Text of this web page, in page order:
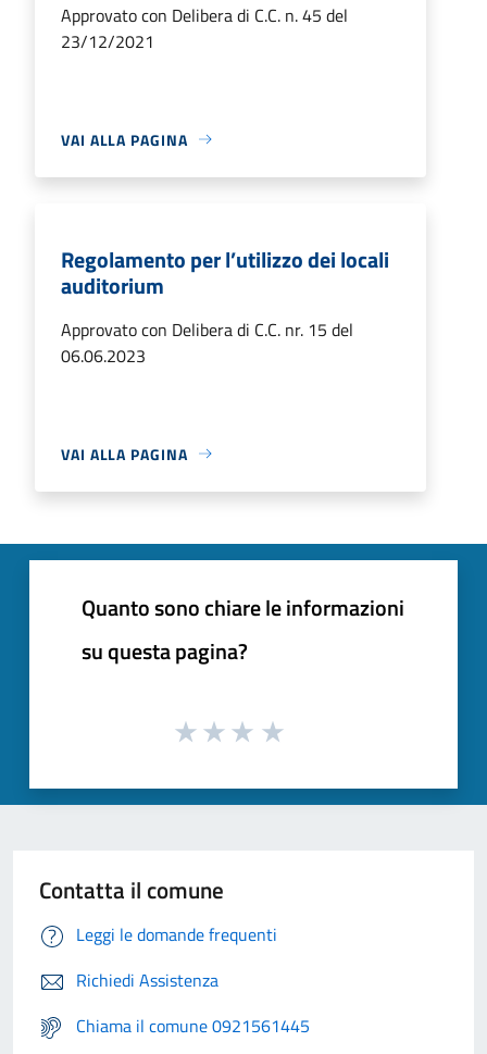
Approvato con Delibera di C.C. n. 45 del
23/12/2021
VAI ALLA PAGINA
Regolamento per l’utilizzo dei locali
auditorium
Approvato con Delibera di C.C. nr. 15 del
06.06.2023
VAI ALLA PAGINA
Quanto sono chiare le informazioni
su questa pagina?
Contatta il comune
Leggi le domande frequenti
Richiedi Assistenza
Chiama il comune 0921561445